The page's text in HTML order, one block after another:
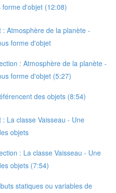
d'objet (12:08)
Atmosphère de la planète -
forme d'objet
: Atmosphère de la planète -
forme d'objet (5:27)
des objets (8:54)
La classe Vaisseau - Une
objets
: La classe Vaisseau - Une
objets (7:54)
statiques ou variables de